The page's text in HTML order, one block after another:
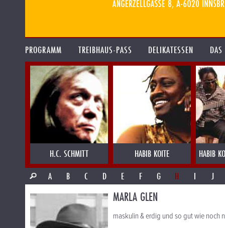
PROGRAMM TREIBHAUS-PASS DELIKATESSEN
H.C. SCHMITT HABIB KOITE
HABIB
A
B C D E F G H I J
MARLA GLEN
maskulin & erdig und so gut wie noch